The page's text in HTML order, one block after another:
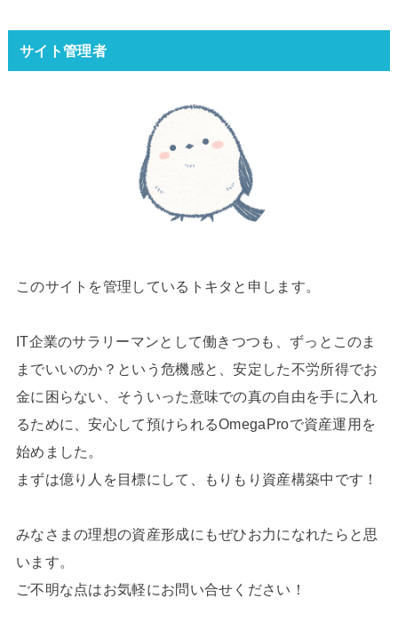
サイト管理者
このサイトを管理しているトキタと申します。
IT企業のサラリーマンとして働きつつも、ずっとこのま
までいいのか？という危機感と、安定した不労所得でお
金に困らない、そういった意味での真の自由を手に入れ
るために、安心して預けられるOmegaProで資産運用を
始めました。
まずは億り人を目標にして、もりもり資産構築中です！
みなさまの理想の資産形成にもぜひお力になれたらと思
います。
ご不明な点はお気軽にお問い合せください！